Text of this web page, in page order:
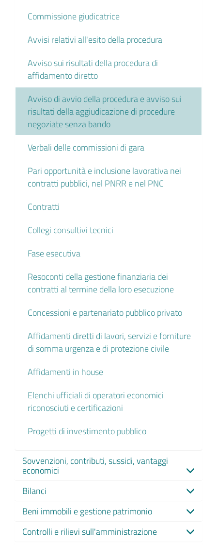
Commissione giudicatrice
Avvisi relativi all'esito della procedura
Avviso sui risultati della procedura di
affidamento diretto
Avviso di avvio della procedura e avviso sui
risultati della aggiudicazione di procedure
negoziate senza bando
Verbali delle commissioni di gara
Pari opportunità e inclusione lavorativa nei
contratti pubblici, nel PNRR e nel PNC
Contratti
Collegi consultivi tecnici
Fase esecutiva
Resoconti della gestione finanziaria dei
contratti al termine della loro esecuzione
Concessioni e partenariato pubblico privato
Affidamenti diretti di lavori, servizi e forniture
di somma urgenza e di protezione civile
Affidamenti in house
Elenchi ufficiali di operatori economici
riconosciuti e certificazioni
Progetti di investimento pubblico
Sovvenzioni, contributi, sussidi, vantaggi
economici
Bilanci
Beni immobili e gestione patrimonio
Controlli e rilievi sull'amministrazione